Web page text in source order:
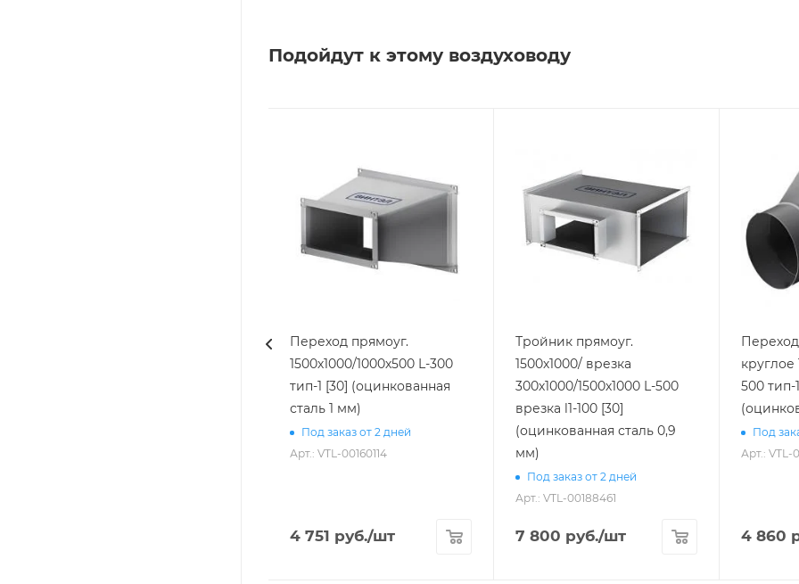
Подойдут к этому воздуховоду
Переход прямоуг.
1500х1000/1000х500 L-300
тип-1 [30] (оцинкованная
сталь 1 мм)
Под заказ от 2 дней
Арт.: VTL-00160114
4 751 руб./шт
Тройник прямоуг.
1500х1000/ врезка
300х1000/1500х1000 L-500
врезка l1-100 [30]
(оцинкованная сталь 0,9
мм)
Под заказ от 2 дней
Арт.: VTL-00188461
7 800 руб./шт
круглое
500 тип-
Под
Арт.: VTL-
4 860